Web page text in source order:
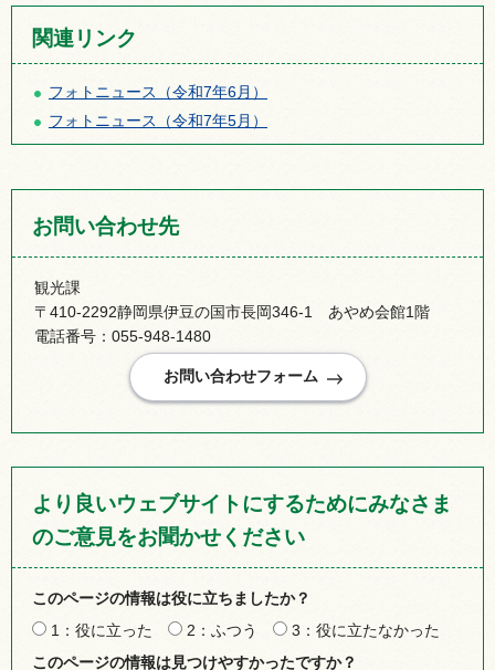
関連リンク
フォトニュース（令和7年6月）
フォトニュース（令和7年5月）
お問い合わせ先
観光課
〒410-2292静岡県伊豆の国市長岡346-1 あやめ会館1階
電話番号：055-948-1480
より良いウェブサイトにするためにみなさま
のご意見をお聞かせください
このページの情報は役に立ちましたか？
1：役に立った
2：ふつう
3：役に立たなかった
このページの情報は見つけやすかったですか？